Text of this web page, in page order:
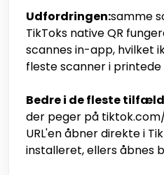
Udfordringen:samme
TikToks native QR
scannes in-app, hvilket
fleste scanner i
Bedre i de fleste
der peger på
URL'en åbner direkte i
installeret, ellers åbnes